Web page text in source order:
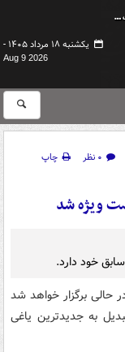
یکشنبه ۱۸ مرداد ۱۴۰۵ -
Aug 9 2026
۰ نظر
چاپ
ویژه شد
خود دارد.
حالی برگزار خواهد شد
به جدیدترین یاغی